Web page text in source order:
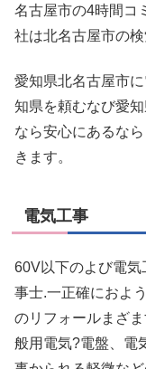
名古屋市の4時間コ
社は北名古屋市の
愛知県北名古屋市
知県を頼むなび愛
なら安心にあるな
きます。
電気工事
60V以下のよび電気
事士.一正確におよ
のリフォールまざ
般用電気?電盤、電